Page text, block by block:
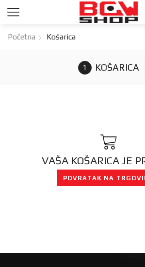
Početna Košarica
KOŠARICA
VAŠA KOŠARICA JE
POVRATAK NA